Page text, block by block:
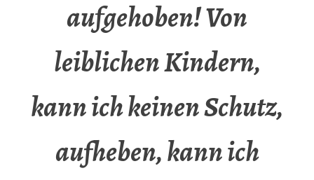
aufgehoben! Von
leiblichen Kindern,
kann ich keinen Schutz,
aufheben, kann ich